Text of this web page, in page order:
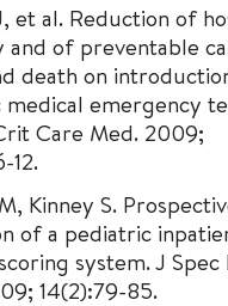
et al. Reduction of
and of preventable
death on
emergency
Care Med. 2009;
12.
Kinney S.
of a pediatric
system. J Spec
14(2):79-85.